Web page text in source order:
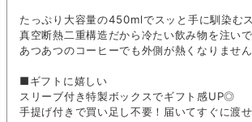
たっぷり大容量の450mlでスッと手に馴染む
真空断熱二重構造だから冷たい飲み物を注いで
あつあつのコーヒーでも外側が熱くなりません
■ギフトに嬉しい
スリーブ付き特製ボックスでギフト感UP◎
手提げ付きで買い足し不要！届いてすぐに渡